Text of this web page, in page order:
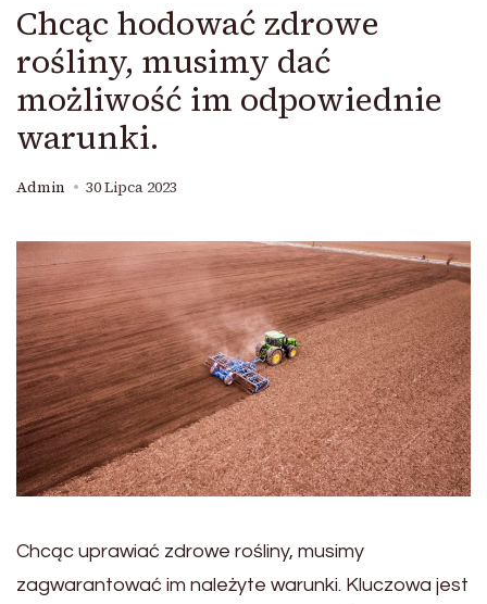
Chcąc hodować zdrowe
rośliny, musimy dać
możliwość im odpowiednie
warunki.
Admin 30 Lipca 2023
Chcąc uprawiać zdrowe rośliny, musimy
zagwarantować im należyte warunki. Kluczowa jest